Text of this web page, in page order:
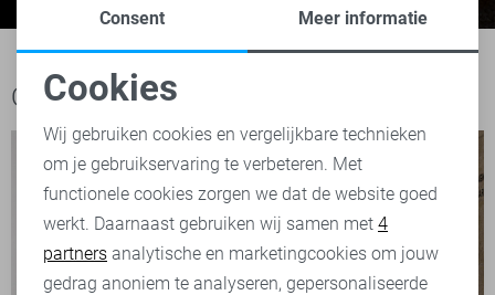
Ook het bekijken waard
Noodzakelijke cookies
Personalisatie cookies
Analytische cookies
Marketing cookies
Consent Meer informatie
Cookies
Wij gebruiken cookies en vergelijkbare technieken
om je gebruikservaring te verbeteren. Met
functionele cookies zorgen we dat de website goed
werkt. Daarnaast gebruiken wij samen met 4
partners analytische en marketingcookies om jouw
gedrag anoniem te analyseren, gepersonaliseerde